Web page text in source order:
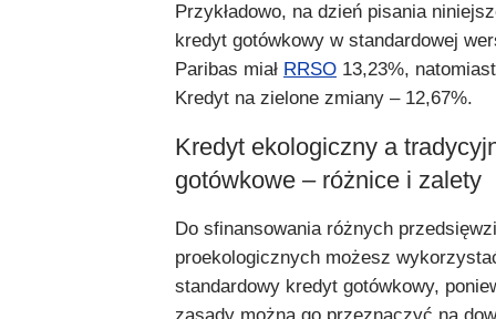
Przykładowo, na dzień pisania
kredyt gotówkowy w standardowej
Paribas miał RRSO 13,23%,
Kredyt na zielone zmiany – 12,67%.
Kredyt ekologiczny a
gotówkowe – różnice i zalety
Do sfinansowania różnych
proekologicznych możesz
standardowy kredyt gotówkowy,